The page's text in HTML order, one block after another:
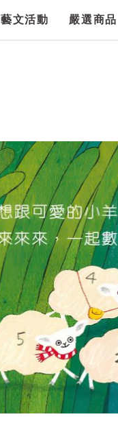
藝文活動 嚴選商品